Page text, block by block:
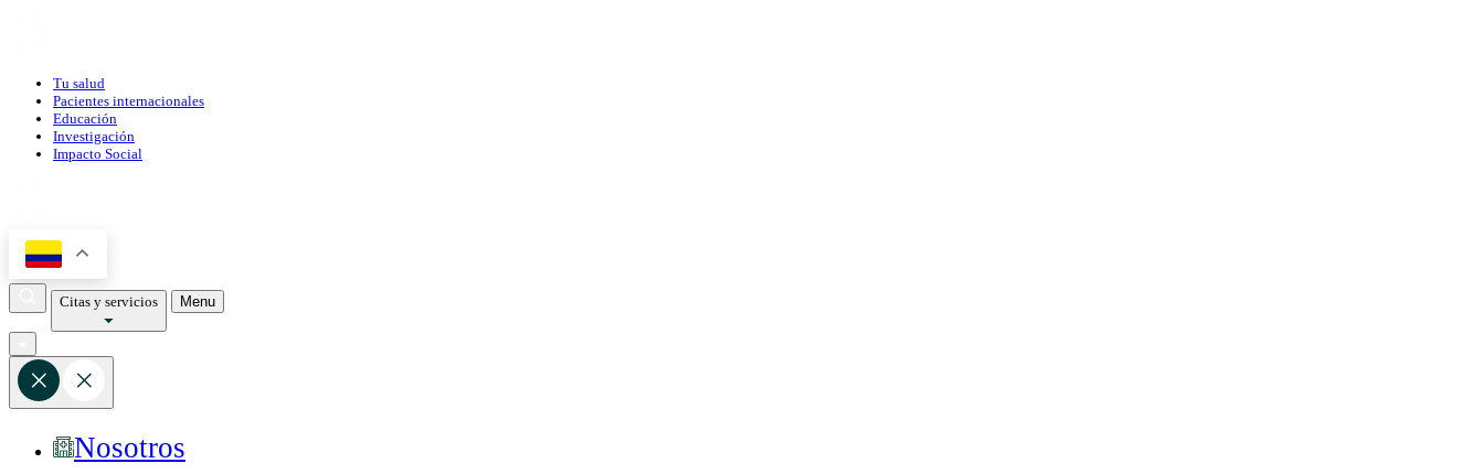
Tu salud
Pacientes internacionales
Educación
Investigación
Impacto Social
Citas y servicios Menu
Nosotros